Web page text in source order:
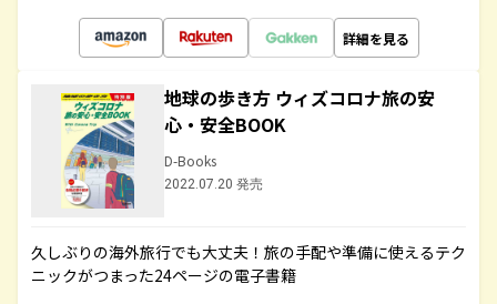
詳細を見る
地球の歩き方 ウィズコロナ旅の安
心・安全BOOK
D-Books
2022.07.20 発売
久しぶりの海外旅行でも大丈夫！旅の手配や準備に使えるテク
ニックがつまった24ページの電子書籍